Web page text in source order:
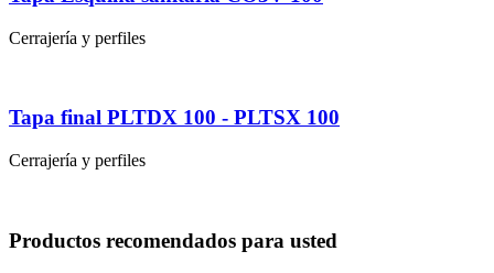
Cerrajería y perfiles
Tapa final PLTDX 100 - PLTSX 100
Cerrajería y perfiles
Productos recomendados para usted